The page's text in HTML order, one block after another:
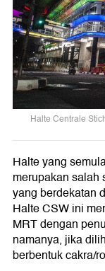
Halte Centrale
Halte yang
merupakan salah
yang berdekatan
Halte CSW ini
MRT dengan
namanya, jika
berbentuk cakra/